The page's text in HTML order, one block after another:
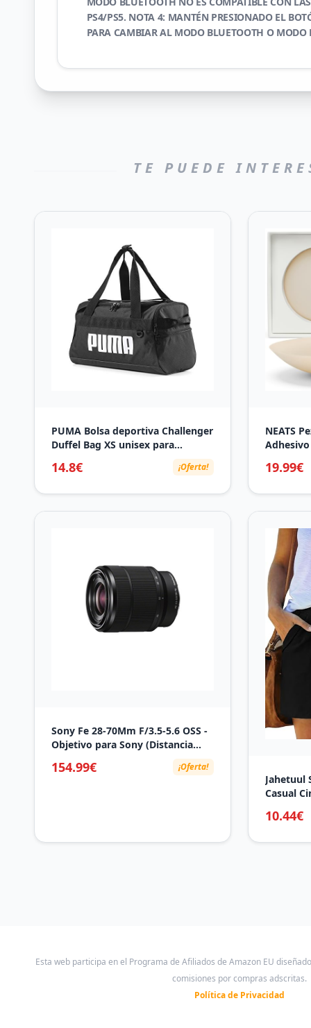
PS4/PS5. NOTA 4: MANTÉN PRESIONADO EL
PARA CAMBIAR AL MODO BLUETOOTH O MODO
TE PUEDE
PUMA Bolsa deportiva Challenger
Duffel Bag XS unisex para
14.8€ ¡Oferta!
NEATS
19.99€
Sony Fe 28-70Mm F/3.5-5.6 OSS -
Objetivo para Sony (Distancia
Focal 28-70Mm, Apertura F/3.5-
36, Zoom Óptico
154.99€ ¡Oferta!
Jahetuul
Casual
Bolsillos
10.44€
Esta web participa en el Programa de Afiliados de Amazon EU
comisiones por compras adscritas.
Política de Privacidad